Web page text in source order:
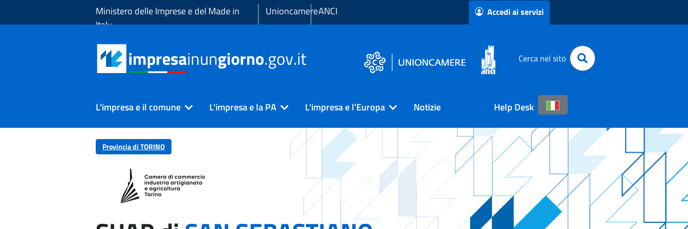
Ministero delle Imprese e del Made in
Italy
UnioncamereANCI Accedi ai servizi
Cerca nel sito
L'impresa e il comune L'impresa e la PA L'impresa e l'Europa Notizie Help Desk
Provincia di TORINO